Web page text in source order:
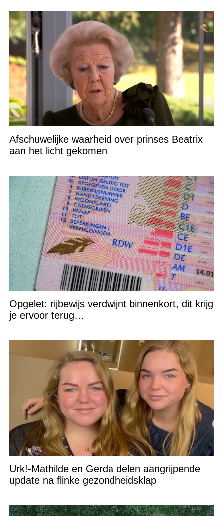
Afschuwelijke waarheid over prinses Beatrix
aan het licht gekomen
Opgelet: rijbewijs verdwijnt binnenkort, dit krijg
je ervoor terug…
Urk!-Mathilde en Gerda delen aangrijpende
update na flinke gezondheidsklap